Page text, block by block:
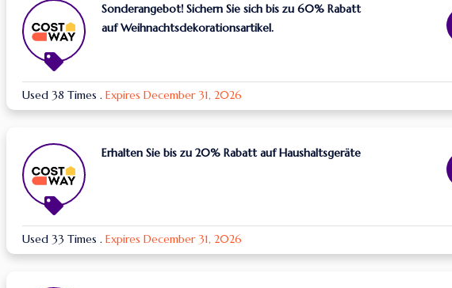
Sonderangebot! Sichern Sie sich bis zu 60% Rabatt
auf Weihnachtsdekorationsartikel.
Used 38 Times . Expires December 31, 2026
Erhalten Sie bis zu 20% Rabatt auf Haushaltsgeräte
Used 33 Times . Expires December 31, 2026